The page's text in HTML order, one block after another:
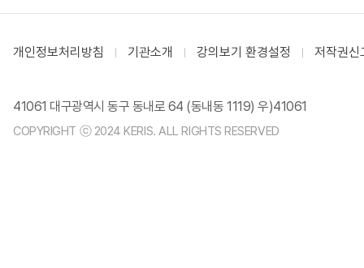
개인정보처리방침 기관소개 강의보기 환경설정 저작권신
41061 대구광역시 동구 동내로 64 (동내동 1119) 우)41061
COPYRIGHT ⓒ 2024 KERIS. ALL RIGHTS RESERVED